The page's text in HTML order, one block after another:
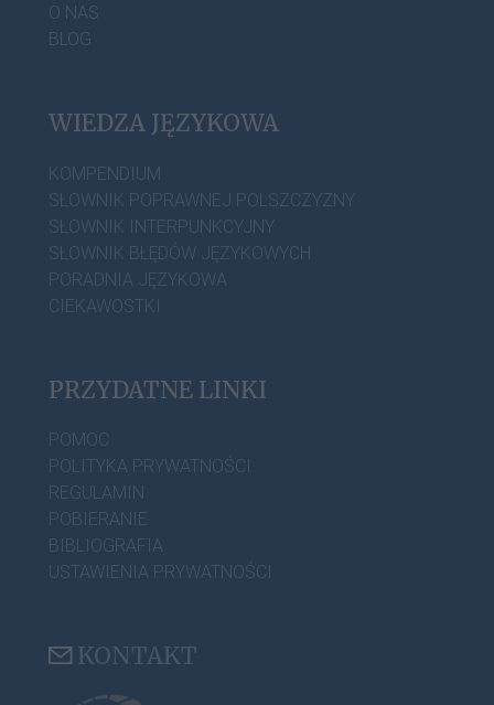
O NAS
BLOG
WIEDZA JĘZYKOWA
KOMPENDIUM
SŁOWNIK POPRAWNEJ POLSZCZYZNY
SŁOWNIK INTERPUNKCYJNY
SŁOWNIK BŁĘDÓW JĘZYKOWYCH
PORADNIA JĘZYKOWA
CIEKAWOSTKI
PRZYDATNE LINKI
POMOC
POLITYKA PRYWATNOŚCI
REGULAMIN
POBIERANIE
BIBLIOGRAFIA
USTAWIENIA PRYWATNOŚCI
KONTAKT